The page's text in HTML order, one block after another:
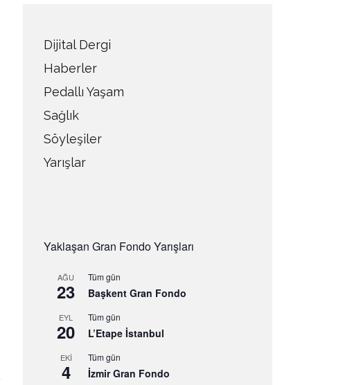
Dijital Dergi
Haberler
Pedallı Yaşam
Sağlık
Söyleşiler
Yarışlar
Yaklaşan Gran Fondo Yarışları
AĞU
23
Tüm gün
Başkent Gran Fondo
EYL
20
Tüm gün
L’Etape İstanbul
EKI
4
Tüm gün
İzmir Gran Fondo